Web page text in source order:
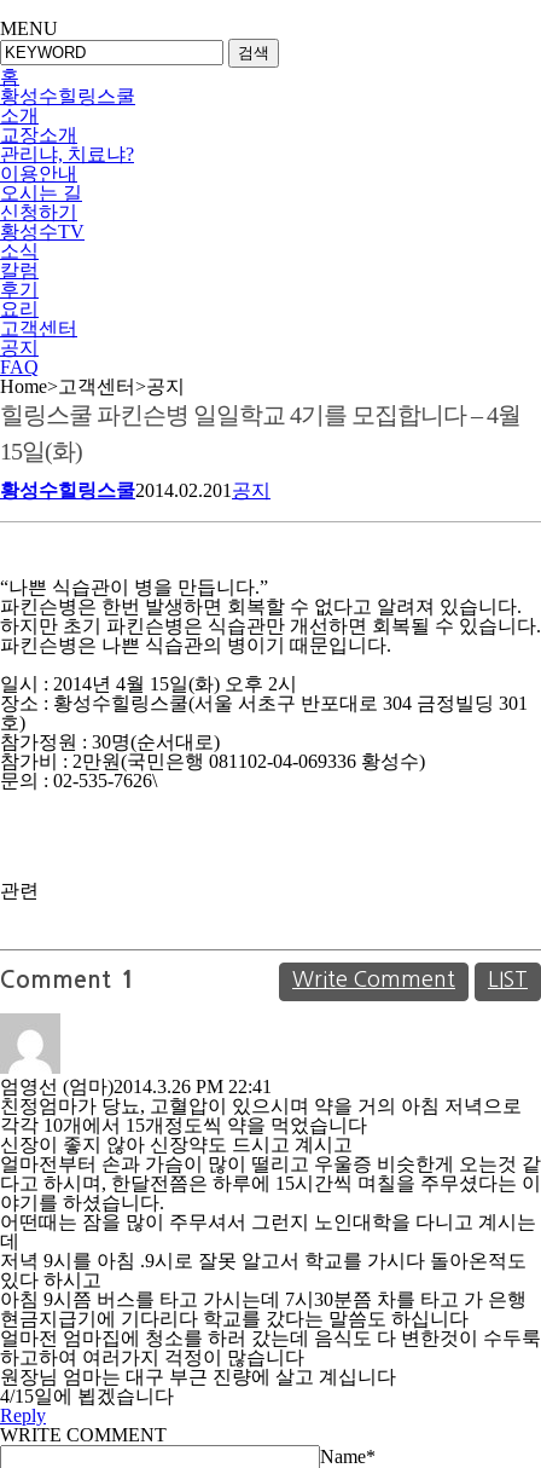
MENU
검색
홈
황성수힐링스쿨
소개
교장소개
관리냐, 치료냐?
이용안내
오시는 길
신청하기
황성수TV
소식
칼럼
후기
요리
고객센터
공지
FAQ
Home>고객센터>공지
힐링스쿨 파킨슨병 일일학교 4기를 모집합니다 – 4월
15일(화)
황성수힐링스쿨2014.02.201 공지
“나쁜 식습관이 병을 만듭니다.”
파킨슨병은 한번 발생하면 회복할 수 없다고 알려져 있습니다.
하지만 초기 파킨슨병은 식습관만 개선하면 회복될 수 있습니다.
파킨슨병은 나쁜 식습관의 병이기 때문입니다.
일시 : 2014년 4월 15일(화) 오후 2시
장소 : 황성수힐링스쿨(서울 서초구 반포대로 304 금정빌딩 301
호)
참가정원 : 30명(순서대로)
참가비 : 2만원(국민은행 081102-04-069336 황성수)
문의 : 02-535-7626\
관련
Comment 1 Write Comment LIST
엄영선 (엄마)2014.3.26 PM 22:41
친정엄마가 당뇨, 고혈압이 있으시며 약을 거의 아침 저녁으로
각각 10개에서 15개정도씩 약을 먹었습니다
신장이 좋지 않아 신장약도 드시고 계시고
얼마전부터 손과 가슴이 많이 떨리고 우울증 비슷한게 오는것 같
다고 하시며, 한달전쯤은 하루에 15시간씩 며칠을 주무셨다는 이
야기를 하셨습니다.
어떤때는 잠을 많이 주무셔서 그런지 노인대학을 다니고 계시는
데
저녁 9시를 아침 .9시로 잘못 알고서 학교를 가시다 돌아온적도
있다 하시고
아침 9시쯤 버스를 타고 가시는데 7시30분쯤 차를 타고 가 은행
현금지급기에 기다리다 학교를 갔다는 말씀도 하십니다
얼마전 엄마집에 청소를 하러 갔는데 음식도 다 변한것이 수두룩
하고하여 여러가지 걱정이 많습니다
원장님 엄마는 대구 부근 진량에 살고 계십니다
4/15일에 뵙겠습니다
Reply
WRITE COMMENT
Name*